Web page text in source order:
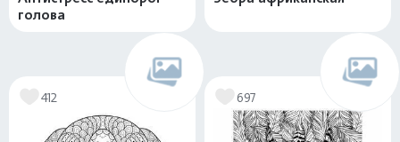
голова
412 697